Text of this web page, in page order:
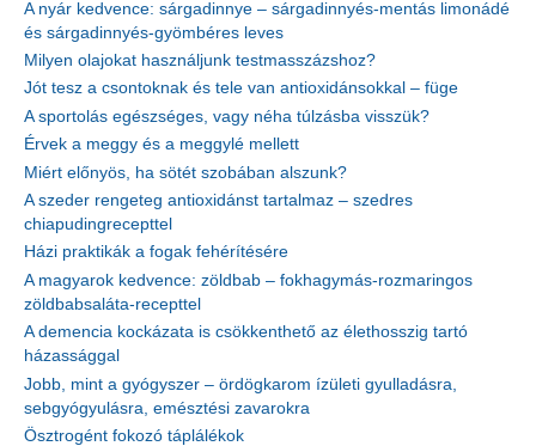
A nyár kedvence: sárgadinnye – sárgadinnyés-mentás limonádé
és sárgadinnyés-gyömbéres leves
Milyen olajokat használjunk testmasszázshoz?
Jót tesz a csontoknak és tele van antioxidánsokkal – füge
A sportolás egészséges, vagy néha túlzásba visszük?
Érvek a meggy és a meggylé mellett
Miért előnyös, ha sötét szobában alszunk?
A szeder rengeteg antioxidánst tartalmaz – szedres
chiapudingrecepttel
Házi praktikák a fogak fehérítésére
A magyarok kedvence: zöldbab – fokhagymás-rozmaringos
zöldbabsaláta-recepttel
A demencia kockázata is csökkenthető az élethosszig tartó
házassággal
Jobb, mint a gyógyszer – ördögkarom ízületi gyulladásra,
sebgyógyulásra, emésztési zavarokra
Ösztrogént fokozó táplálékok